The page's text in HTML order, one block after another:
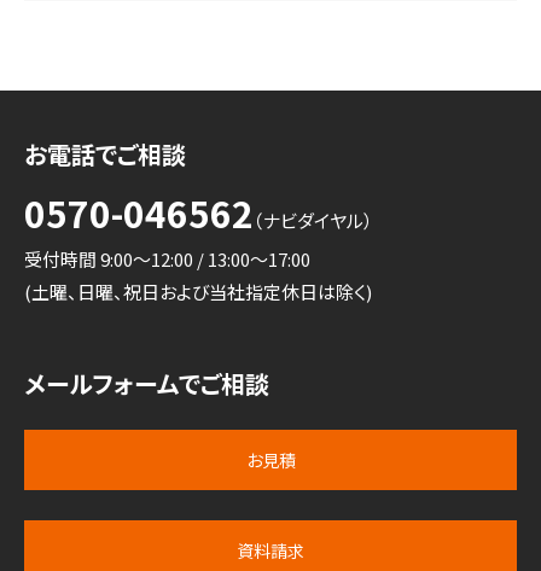
お電話でご相談
0570-046562 （ナビダイヤル）
受付時間 9:00～12:00 / 13:00～17:00
(土曜、日曜、祝日および当社指定休日は除く)
メールフォームでご相談
お見積
資料請求